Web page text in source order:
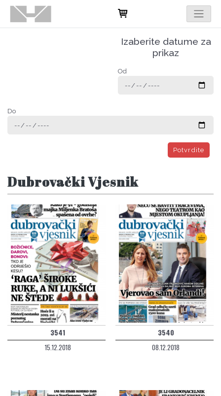
Izaberite datume za
prikaz
Od
Do
Potvrdite
Dubrovački Vjesnik
3541
15.12.2018
3540
08.12.2018